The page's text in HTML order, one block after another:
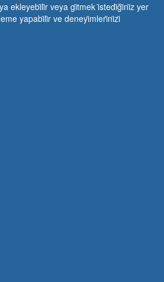
ekleyebi̇li̇r veya gi̇tmek i̇stedi̇ği̇ni̇z yer
yapabi̇li̇r ve deneyi̇mleri̇ni̇zi̇